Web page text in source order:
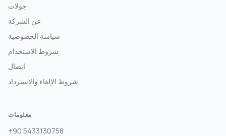
جولات
عن الشركة
سياسة الخصوصية
شروط الاستخدام
اتصال
شروط الإلغاء والاسترداد
معلومات
+90 5433130758